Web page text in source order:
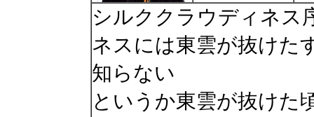
シルククラウディネス
ネスには東雲が抜けた
知らない
というか東雲が抜けた